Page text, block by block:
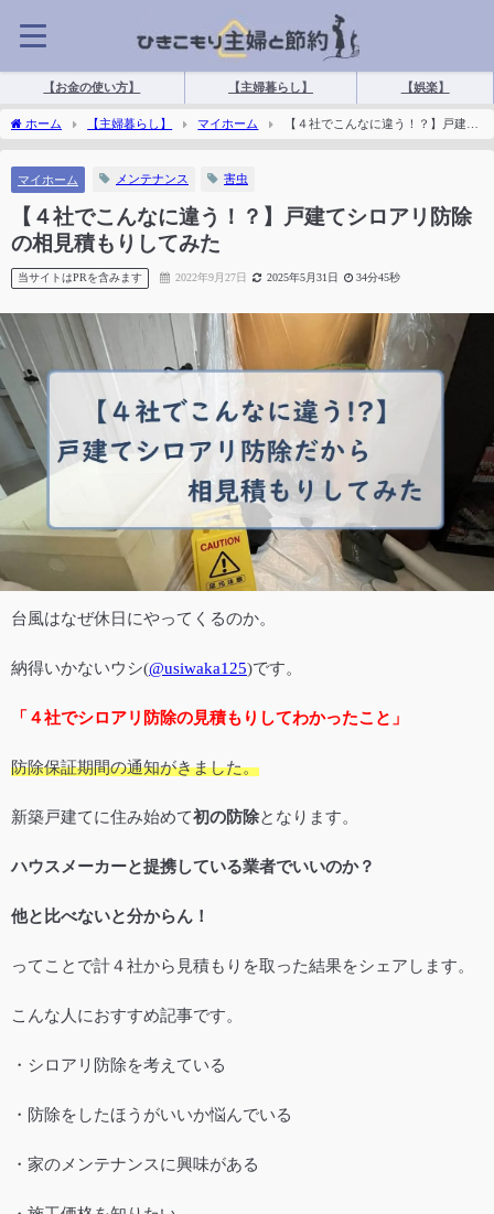
【お金の使い方】 【主婦暮らし】 【娯楽】
ホーム 【主婦暮らし】 マイホーム
【４社でこんなに違う！？】戸建て
マイホーム メンテナンス 害虫
【４社でこんなに違う！？】戸建てシロアリ防除
の相見積もりしてみた
当サイトはPRを含みます 2022年9月27日 2025年5月31日 34分45秒
台風はなぜ休日にやってくるのか。
納得いかないウシ(@usiwaka125)です。
「４社でシロアリ防除の見積もりしてわかったこと」
防除保証期間の通知がきました。
新築戸建てに住み始めて初の防除となります。
ハウスメーカーと提携している業者でいいのか？
他と比べないと分からん！
ってことで計４社から見積もりを取った結果をシェアします。
こんな人におすすめ記事です。
・シロアリ防除を考えている
・防除をしたほうがいいか悩んでいる
・家のメンテナンスに興味がある